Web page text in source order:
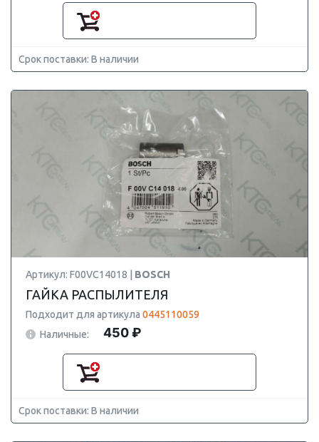
Срок поставки: В наличии
Артикул: F00VC14018 | BOSCH
ГАЙКА РАСПЫЛИТЕЛЯ
Подходит для артикула 0445110059
Наличные:
450 ₽
Срок поставки: В наличии